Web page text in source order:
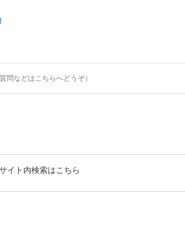
問などはこちらへどうぞ）
イト内検索はこちら